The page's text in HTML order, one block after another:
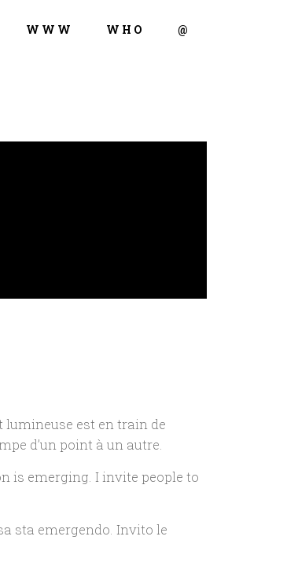
WWW WHO @
est en train de
d’un point à un autre.
is emerging. I invite people to
sta emergendo. Invito le